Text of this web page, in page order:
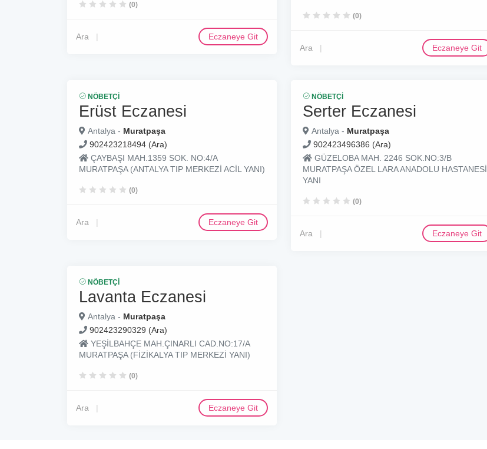
(0)
Ara Eczaneye Git
(0)
Ara Eczaneye Git
NÖBETÇI
Erüst Eczanesi
Antalya - Muratpaşa
902423218494 (Ara)
ÇAYBAŞI MAH.1359 SOK. NO:4/A
MURATPAŞA (ANTALYA TIP MERKEZİ ACİL YANI)
(0)
Ara Eczaneye Git
NÖBETÇI
Serter Eczanesi
Antalya - Muratpaşa
902423496386 (Ara)
GÜZELOBA MAH. 2246 SOK.NO:3/B
MURATPAŞA ÖZEL LARA ANADOLU HASTANESİ
YANI
(0)
Ara Eczaneye Git
NÖBETÇI
Lavanta Eczanesi
Antalya - Muratpaşa
902423290329 (Ara)
YEŞİLBAHÇE MAH.ÇINARLI CAD.NO:17/A
MURATPAŞA (FİZİKALYA TIP MERKEZİ YANI)
(0)
Ara Eczaneye Git